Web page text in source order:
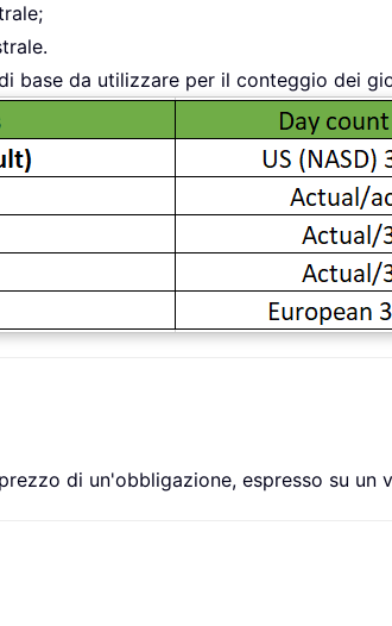
base da utilizzare per il conteggio dei
di un'obbligazione, espresso su